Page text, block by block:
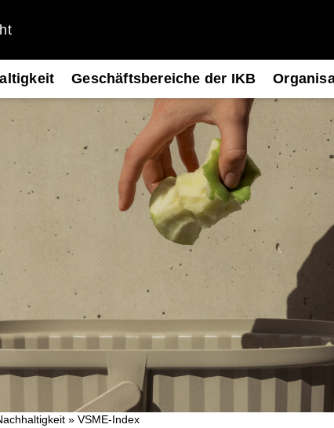
Geschäftsbereiche der IKB
» VSME-Index